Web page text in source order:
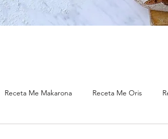
Receta Me Makarona Receta Me Oris
Tradicionale